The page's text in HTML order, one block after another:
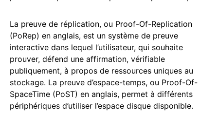
La preuve de réplication, ou Proof-Of-Replication
(PoRep) en anglais, est un système de preuve
interactive dans lequel l’utilisateur, qui souhaite
prouver, défend une affirmation, vérifiable
publiquement, à propos de ressources uniques au
stockage. La preuve d’espace-temps, ou Proof-Of-
SpaceTime (PoST) en anglais, permet à différents
périphériques d’utiliser l’espace disque disponible.